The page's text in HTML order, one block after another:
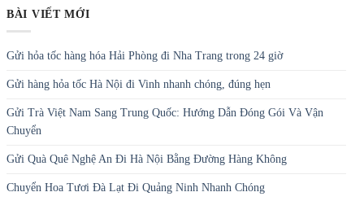
BÀI VIẾT MỚI
Gửi hỏa tốc hàng hóa Hải Phòng đi Nha Trang trong 24 giờ
Gửi hàng hỏa tốc Hà Nội đi Vinh nhanh chóng, đúng hẹn
Gửi Trà Việt Nam Sang Trung Quốc: Hướng Dẫn Đóng Gói Và Vận
Chuyển
Gửi Quà Quê Nghệ An Đi Hà Nội Bằng Đường Hàng Không
Chuyển Hoa Tươi Đà Lạt Đi Quảng Ninh Nhanh Chóng